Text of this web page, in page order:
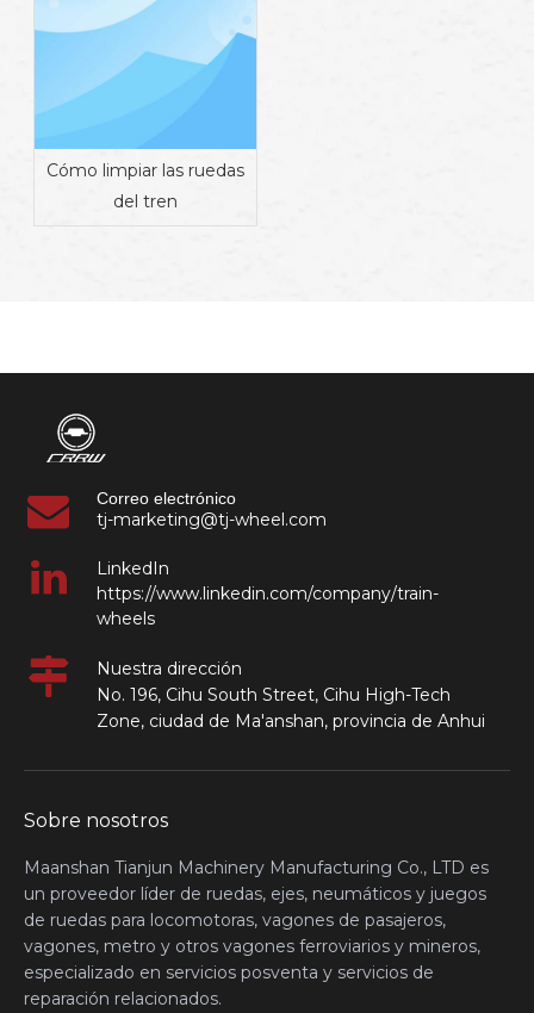
Cómo limpiar las ruedas
del tren
Correo electrónico
tj-marketing@tj-wheel.com
LinkedIn
https://www.linkedin.com/company/train-
wheels
Nuestra dirección
No. 196, Cihu South Street, Cihu High-Tech
Zone, ciudad de Ma'anshan, provincia de Anhui
Sobre nosotros
Maanshan Tianjun Machinery Manufacturing Co., LTD es
un proveedor líder de ruedas, ejes, neumáticos y juegos
de ruedas para locomotoras, vagones de pasajeros,
vagones, metro y otros vagones ferroviarios y mineros,
especializado en servicios posventa y servicios de
reparación relacionados.